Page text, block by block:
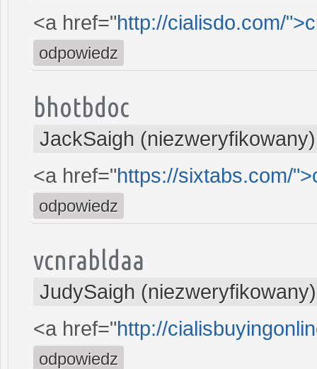
<a href="http://cialisdo.com/
odpowiedz
bhotbdoc
JackSaigh (niezweryfikowany)
<a href="https://sixtabs.com/
odpowiedz
vcnrabldaa
JudySaigh (niezweryfikowany)
<a href="http://
odpowiedz